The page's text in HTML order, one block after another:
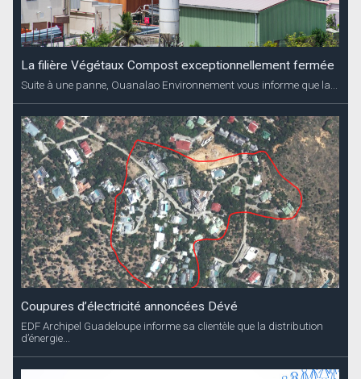
La filière Végétaux Compost exceptionnellement fermée
Suite à une panne, Ouanalao Environnement vous informe que la...
Coupures d’électricité annoncées Dévé
EDF Archipel Guadeloupe informe sa clientèle que la distribution
d’énergie...